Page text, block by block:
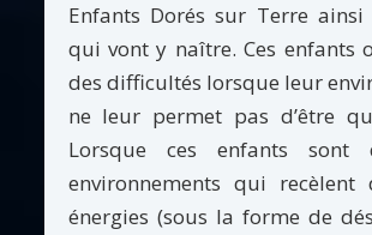
Enfants Dorés sur Terre ainsi
qui vont y naître. Ces enfants
des difficultés lorsque leur
ne leur permet pas d’être
Lorsque ces enfants sont
environnements qui recèlent
énergies (sous la forme de